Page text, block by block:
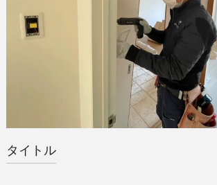
タイトル